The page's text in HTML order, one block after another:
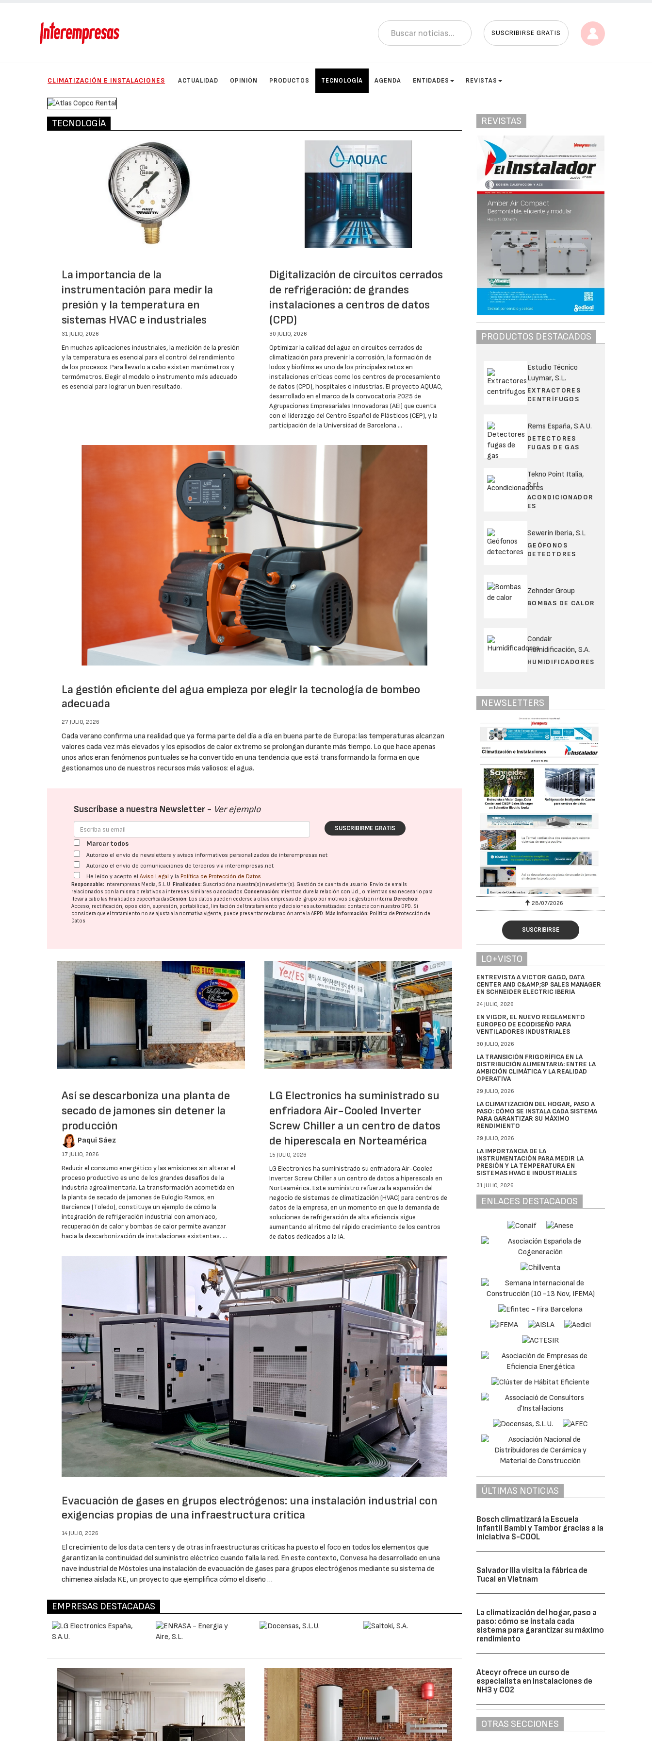
SUSCRIBIRSE GRATIS
CLIMATIZACIÓN E INSTALACIONES ACTUALIDAD OPINIÓN PRODUCTOS TECNOLOGÍA AGENDA ENTIDADES REVISTAS
TECNOLOGÍA
La importancia de la
instrumentación para medir la
presión y la temperatura en
sistemas HVAC e industriales
31 JULIO, 2026
En muchas aplicaciones industriales, la medición de la presión
y la temperatura es esencial para el control del rendimiento
de los procesos. Para llevarlo a cabo existen manómetros y
termómetros. Elegir el modelo o instrumento más adecuado
es esencial para lograr un buen resultado.
Digitalización de circuitos cerrados
de refrigeración: de grandes
instalaciones a centros de datos
(CPD)
30 JULIO, 2026
Optimizar la calidad del agua en circuitos cerrados de
climatización para prevenir la corrosión, la formación de
lodos y biofilms es uno de los principales retos en
instalaciones críticas como los centros de procesamiento
de datos (CPD), hospitales o industrias. El proyecto AQUAC,
desarrollado en el marco de la convocatoria 2025 de
Agrupaciones Empresariales Innovadoras (AEI) que cuenta
con el liderazgo del Centro Español de Plásticos (CEP), y la
participación de la Universidad de Barcelona …
La gestión eficiente del agua empieza por elegir la tecnología de bombeo
adecuada
27 JULIO, 2026
Cada verano confirma una realidad que ya forma parte del día a día en buena parte de Europa: las temperaturas alcanzan
valores cada vez más elevados y los episodios de calor extremo se prolongan durante más tiempo. Lo que hace apenas
unos años eran fenómenos puntuales se ha convertido en una tendencia que está transformando la forma en que
gestionamos uno de nuestros recursos más valiosos: el agua.
Suscríbase a nuestra Newsletter - Ver ejemplo
SUSCRIBIRME GRATIS
Marcar todos
Autorizo el envío de newsletters y avisos informativos personalizados de interempresas.net
Autorizo el envío de comunicaciones de terceros vía interempresas.net
He leído y acepto elAviso Legal y la Política de Protección de Datos
Responsable: Interempresas Media, S.L.U. Finalidades: Suscripción a nuestra(s) newsletter(s). Gestión de cuenta de usuario. Envío de emails
relacionados con la misma o relativos a intereses similares o asociados.Conservación: mientras dure la relación con Ud., o mientras sea necesario para
llevar a cabo las finalidades especificadasCesión: Los datos pueden cederse a otras empresas del grupo por motivos de gestión interna. Derechos:
Acceso, rectificación, oposición, supresión, portabilidad, limitación del tratatamiento y decisiones automatizadas: contacte con nuestro DPD. Si
considera que el tratamiento no se ajusta a la normativa vigente, puede presentar reclamación ante laAEPD. Más información: Política de Protección de
Datos
Así se descarboniza una planta de
secado de jamones sin detener la
producción
Paqui Sáez
17 JULIO, 2026
Reducir el consumo energético y las emisiones sin alterar el
proceso productivo es uno de los grandes desafíos de la
industria agroalimentaria. La transformación acometida en
la planta de secado de jamones de Eulogio Ramos, en
Barcience (Toledo), constituye un ejemplo de cómo la
integración de refrigeración industrial con amoniaco,
recuperación de calor y bombas de calor permite avanzar
hacia la descarbonización de instalaciones existentes. …
LG Electronics ha suministrado su
enfriadora Air-Cooled Inverter
Screw Chiller a un centro de datos
de hiperescala en Norteamérica
15 JULIO, 2026
LG Electronics ha suministrado su enfriadora Air-Cooled
Inverter Screw Chiller a un centro de datos a hiperescala en
Norteamérica. Este suministro refuerza la expansión del
negocio de sistemas de climatización (HVAC) para centros de
datos de la empresa, en un momento en que la demanda de
soluciones de refrigeración de alta eficiencia sigue
aumentando al ritmo del rápido crecimiento de los centros
de datos dedicados a la IA.
Evacuación de gases en grupos electrógenos: una instalación industrial con
exigencias propias de una infraestructura crítica
14 JULIO, 2026
El crecimiento de los data centers y de otras infraestructuras críticas ha puesto el foco en todos los elementos que
garantizan la continuidad del suministro eléctrico cuando falla la red. En este contexto, Convesa ha desarrollado en una
nave industrial de Móstoles una instalación de evacuación de gases para grupos electrógenos mediante su sistema de
chimenea aislada KE, un proyecto que ejemplifica cómo el diseño …
EMPRESAS DESTACADAS
REVISTAS
PRODUCTOS DESTACADOS
Estudio Técnico
Luymar, S.L.
EXTRACTORES
CENTRÍFUGOS
Rems España, S.A.U.
DETECTORES
FUGAS DE GAS
Tekno Point Italia,
S.r.l.
ACONDICIONADOR
ES
Sewerin Iberia, S.L
GEÓFONOS
DETECTORES
Zehnder Group
BOMBAS DE CALOR
Condair
Humidificación, S.A.
HUMIDIFICADORES
NEWSLETTERS
28/07/2026 30/07/2026
SUSCRIBIRSE
LO+VISTO
ENTREVISTA A VICTOR GAGO, DATA
CENTER AND C&AMP;SP SALES MANAGER
EN SCHNEIDER ELECTRIC IBERIA
24 JULIO, 2026
EN VIGOR, EL NUEVO REGLAMENTO
EUROPEO DE ECODISEÑO PARA
VENTILADORES INDUSTRIALES
30 JULIO, 2026
LA TRANSICIÓN FRIGORÍFICA EN LA
DISTRIBUCIÓN ALIMENTARIA: ENTRE LA
AMBICIÓN CLIMÁTICA Y LA REALIDAD
OPERATIVA
29 JULIO, 2026
LA CLIMATIZACIÓN DEL HOGAR, PASO A
PASO: CÓMO SE INSTALA CADA SISTEMA
PARA GARANTIZAR SU MÁXIMO
RENDIMIENTO
29 JULIO, 2026
LA IMPORTANCIA DE LA
INSTRUMENTACIÓN PARA MEDIR LA
PRESIÓN Y LA TEMPERATURA EN
SISTEMAS HVAC E INDUSTRIALES
31 JULIO, 2026
ENLACES DESTACADOS
ÚLTIMAS NOTICIAS
Bosch climatizará la Escuela
Infantil Bambi y Tambor gracias a la
iniciativa S-COOL
Salvador Illa visita la fábrica de
Tucai en Vietnam
La climatización del hogar, paso a
paso: cómo se instala cada
sistema para garantizar su máximo
rendimiento
Atecyr ofrece un curso de
especialista en instalaciones de
NH3 y CO2
OTRAS SECCIONES